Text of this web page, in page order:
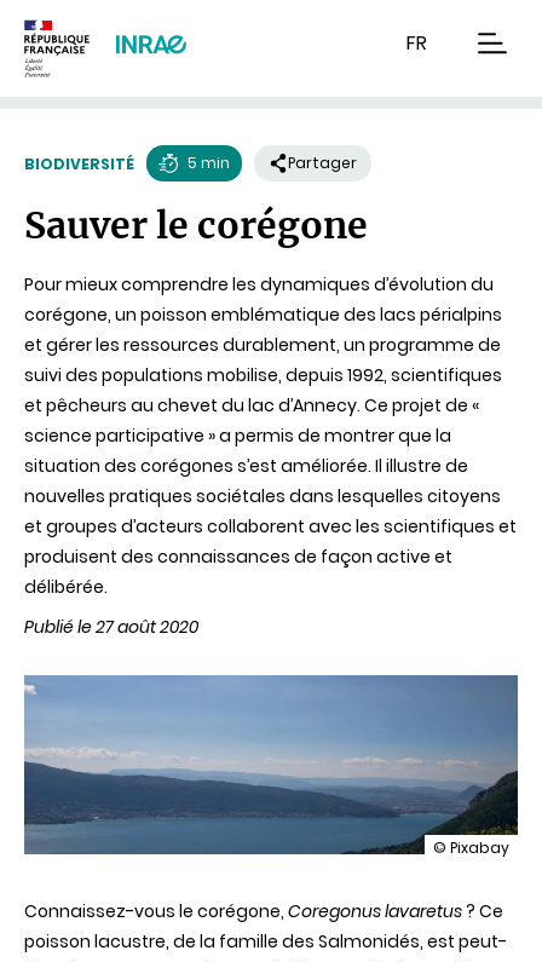
FR
BIODIVERSITÉ
de
5 min Partager
Sauver le corégone
Pour mieux comprendre les dynamiques d’évolution du
corégone, un poisson emblématique des lacs périalpins
et gérer les ressources durablement, un programme de
suivi des populations mobilise, depuis 1992, scientifiques
et pêcheurs au chevet du lac d’Annecy. Ce projet de «
science participative » a permis de montrer que la
situation des corégones s’est améliorée. Il illustre de
nouvelles pratiques sociétales dans lesquelles citoyens
et groupes d’acteurs collaborent avec les scientifiques et
produisent des connaissances de façon active et
délibérée.
Publié le 27 août 2020
illustration
corégone
© Pixabay
Connaissez-vous le corégone, Coregonus lavaretus? Ce
poisson lacustre, de la famille des Salmonidés, est peut-